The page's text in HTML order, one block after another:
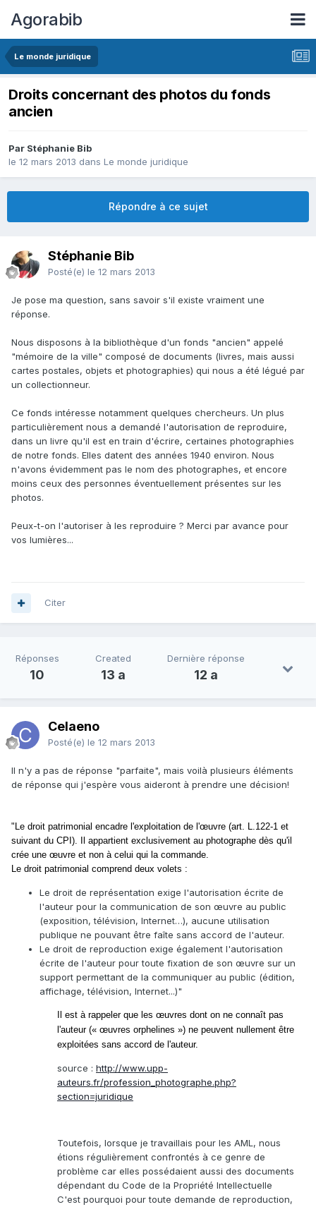
Agorabib
Le monde juridique
Droits concernant des photos du fonds
ancien
Par Stéphanie Bib
le 12 mars 2013 dans Le monde juridique
Répondre à ce sujet
Stéphanie Bib
Posté(e) le 12 mars 2013
Je pose ma question, sans savoir s'il existe vraiment une
réponse.
Nous disposons à la bibliothèque d'un fonds "ancien" appelé
"mémoire de la ville" composé de documents (livres, mais aussi
cartes postales, objets et photographies) qui nous a été légué par
un collectionneur.
Ce fonds intéresse notamment quelques chercheurs. Un plus
particulièrement nous a demandé l'autorisation de reproduire,
dans un livre qu'il est en train d'écrire, certaines photographies
de notre fonds. Elles datent des années 1940 environ. Nous
n'avons évidemment pas le nom des photographes, et encore
moins ceux des personnes éventuellement présentes sur les
photos.
Peux-t-on l'autoriser à les reproduire ? Merci par avance pour
vos lumières...
Citer
Réponses
10
Created
13 a
Dernière réponse
12 a
Celaeno
Posté(e) le 12 mars 2013
Il n'y a pas de réponse "parfaite", mais voilà plusieurs éléments
de réponse qui j'espère vous aideront à prendre une décision!
"Le droit patrimonial encadre l'exploitation de l'œuvre (art. L.122-1 et
suivant du CPI). Il appartient exclusivement au photographe dès qu'il
crée une œuvre et non à celui qui la commande.
Le droit patrimonial comprend deux volets :
Le droit de représentation exige l'autorisation écrite de
l'auteur pour la communication de son œuvre au public
(exposition, télévision, Internet…), aucune utilisation
publique ne pouvant être faîte sans accord de l'auteur.
Le droit de reproduction exige également l'autorisation
écrite de l'auteur pour toute fixation de son œuvre sur un
support permettant de la communiquer au public (édition,
affichage, télévision, Internet...)"
Il est à rappeler que les œuvres dont on ne connaît pas
l'auteur (« œuvres orphelines ») ne peuvent nullement être
exploitées sans accord de l'auteur.
source : http://www.upp-
auteurs.fr/profession_photographe.php?
section=juridique
Toutefois, lorsque je travaillais pour les AML, nous
étions régulièrement confrontés à ce genre de
problème car elles possédaient aussi des documents
dépendant du Code de la Propriété Intellectuelle
C'est pourquoi pour toute demande de reproduction,